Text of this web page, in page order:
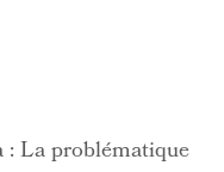
: La problématique